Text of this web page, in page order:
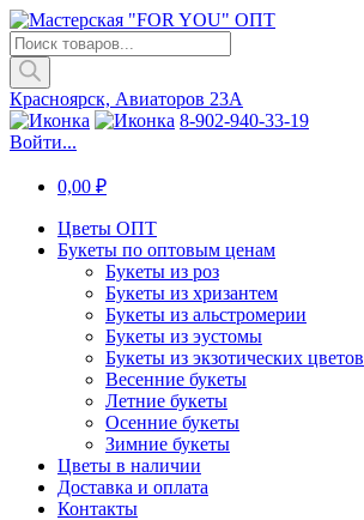
Поиск
товаров
Красноярск, Авиаторов 23А
8-902-940-33-19
Войти...
0,00 ₽
Цветы ОПТ
Букеты по оптовым ценам
Букеты из роз
Букеты из хризантем
Букеты из альстромерии
Букеты из эустомы
Букеты из экзотических цветов
Весенние букеты
Летние букеты
Осенние букеты
Зимние букеты
Цветы в наличии
Доставка и оплата
Контакты